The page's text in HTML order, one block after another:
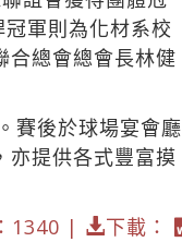
軍則為化材系校
合總會總會長林健
賽後於球場宴會廳
亦提供各式豐富摸
1340 | 下載：